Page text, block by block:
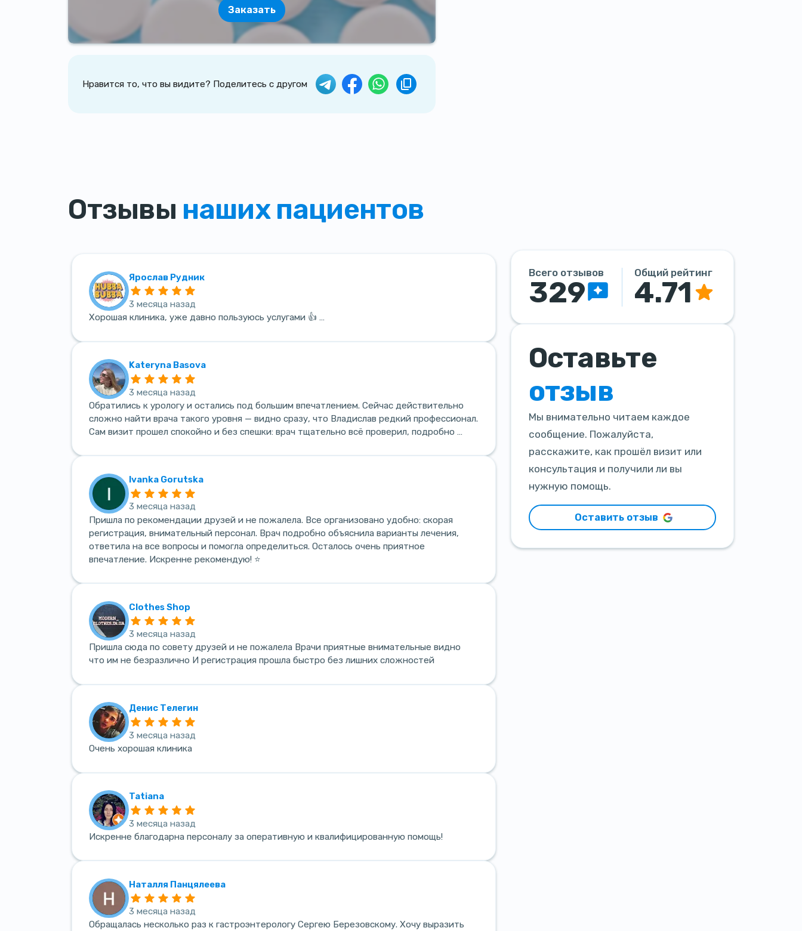
Заказать
Нравится то, что вы видите? Поделитесь с другом
Отзывы наших пациентов
Всего отзывов
329
Общий рейтинг
4.71
Оставьте
отзыв
Мы внимательно читаем каждое
сообщение. Пожалуйста,
расскажите, как прошёл визит или
консультация и получили ли вы
нужную помощь.
Оставить отзыв
Ярослав Рудник
3 месяца назад
Хорошая клиника, уже давно пользуюсь услугами 👍 …
Kateryna Basova
3 месяца назад
Обратились к урологу и остались под большим впечатлением. Сейчас действительно
сложно найти врача такого уровня — видно сразу, что Владислав редкий профессионал.
Сам визит прошел спокойно и без спешки: врач тщательно всё проверил, подробно …
Ivanka Gorutska
3 месяца назад
Пришла по рекомендации друзей и не пожалела. Все организовано удобно: скорая
регистрация, внимательный персонал. Врач подробно объяснила варианты лечения,
ответила на все вопросы и помогла определиться. Осталось очень приятное
впечатление. Искренне рекомендую! ⭐
Clothes Shop
3 месяца назад
Пришла сюда по совету друзей и не пожалела Врачи приятные внимательные видно
что им не безразлично И регистрация прошла быстро без лишних сложностей
Денис Телегин
3 месяца назад
Очень хорошая клиника
Tatiana
3 месяца назад
Искренне благодарна персоналу за оперативную и квалифицированную помощь!
Наталля Панцялеева
3 месяца назад
Обращалась несколько раз к гастроэнтерологу Сергею Березовскому. Хочу выразить